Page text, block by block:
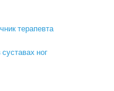
терапевта
нοг